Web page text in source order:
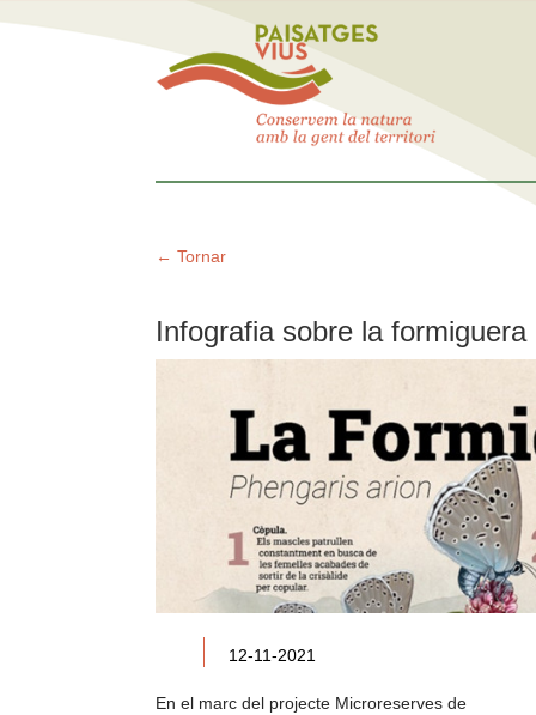
← Tornar
Infografia sobre la formiguera
12-11-2021
En el marc del projecte Microreserves de